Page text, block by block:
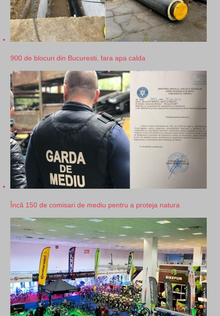
900 de blocuri din Bucuresti, fara apa calda
Încă 150 de comisari de mediu pentru a proteja natura